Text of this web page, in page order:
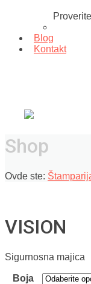
Blog
Kontakt
Shop
Ovde ste:
VISION
Sigurnosna majica
Boja